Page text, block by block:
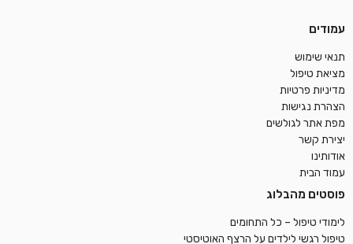
עמודים
תנאי שימוש
מציאת טיפול
מדיניות פרטיות
הצהרת נגישות
מפת אתר לגולשים
יצירת קשר
אודותינו
עמוד הבית
פוסטים מהבלוג
לימודי טיפול – כל התחומים
טיפול רגשי לילדים על הרצף האוטיסטי